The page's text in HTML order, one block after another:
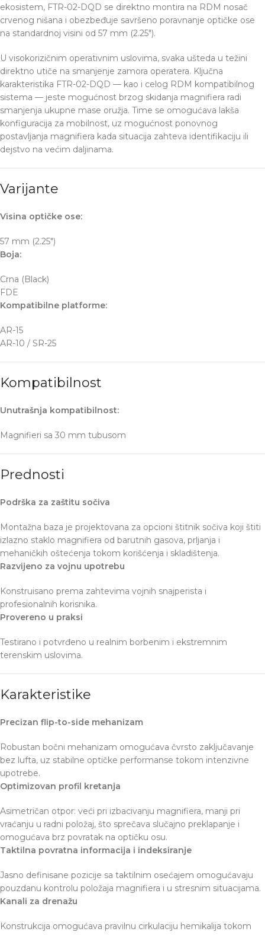
ekosistem, FTR-02-DQD se direktno montira na RDM nosač
crvenog nišana i obezbeđuje savršeno poravnanje optičke ose
na standardnoj visini od 57 mm (2.25″).
U visokorizičnim operativnim uslovima, svaka ušteda u težini
direktno utiče na smanjenje zamora operatera. Ključna
karakteristika FTR-02-DQD — kao i celog RDM kompatibilnog
sistema — jeste mogućnost brzog skidanja magnifiera radi
smanjenja ukupne mase oružja. Time se omogućava lakša
konfiguracija za mobilnost, uz mogućnost ponovnog
postavljanja magnifiera kada situacija zahteva identifikaciju ili
dejstvo na većim daljinama.
Varijante
Visina optičke ose:
57 mm (2.25″)
Boja:
Crna (Black)
FDE
Kompatibilne platforme:
AR-15
AR-10 / SR-25
Kompatibilnost
Unutrašnja kompatibilnost:
Magnifieri sa 30 mm tubusom
Prednosti
Podrška za zaštitu sočiva
Montažna baza je projektovana za opcioni štitnik sočiva koji štiti
izlazno staklo magnifiera od barutnih gasova, prljanja i
mehaničkih oštećenja tokom korišćenja i skladištenja.
Razvijeno za vojnu upotrebu
Konstruisano prema zahtevima vojnih snajperista i
profesionalnih korisnika.
Provereno u praksi
Testirano i potvrđeno u realnim borbenim i ekstremnim
terenskim uslovima.
Karakteristike
Precizan flip-to-side mehanizam
Robustan bočni mehanizam omogućava čvrsto zaključavanje
bez lufta, uz stabilne optičke performanse tokom intenzivne
upotrebe.
Optimizovan profil kretanja
Asimetričan otpor: veći pri izbacivanju magnifiera, manji pri
vraćanju u radni položaj, što sprečava slučajno preklapanje i
omogućava brz povratak na optičku osu.
Taktilna povratna informacija i indeksiranje
Jasno definisane pozicije sa taktilnim osećajem omogućavaju
pouzdanu kontrolu položaja magnifiera i u stresnim situacijama.
Kanali za drenažu
Konstrukcija omogućava pravilnu cirkulaciju hemikalija tokom